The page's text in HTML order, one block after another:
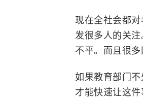
现在全社会都
发很多人的关
不平。而且很
如果教育部门
才能快速让这